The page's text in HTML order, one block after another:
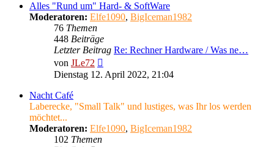
Alles "Rund um" Hard- & SoftWare
Moderatoren: Elfe1090, BigIceman1982
76 Themen
448 Beiträge
Letzter Beitrag Re: Rechner Hardware / Was ne…
von JLe72
Beitrag
Dienstag 12. April 2022, 21:04
Nacht Café
Laberecke, "Small Talk" und lustiges, was Ihr los werden
möchtet...
Moderatoren: Elfe1090, BigIceman1982
102 Themen